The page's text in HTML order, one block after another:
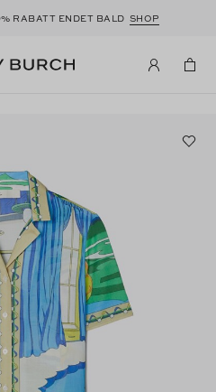
% RABATT ENDET BALD SHOP